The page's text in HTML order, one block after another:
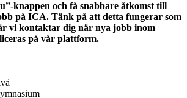
knappen och få snabbare åtkomst till
på ICA. Tänk på att detta fungerar som
vi kontaktar dig när nya jobb inom
på vår plattform.